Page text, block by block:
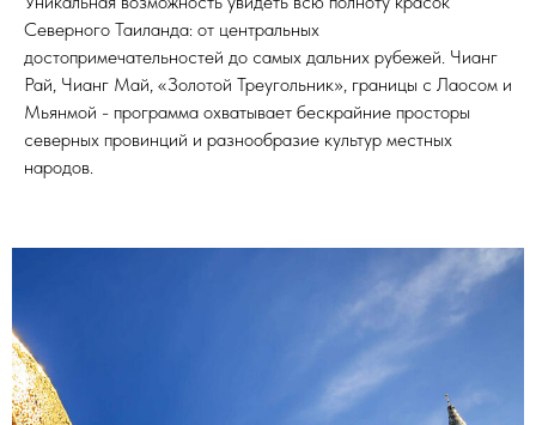
Северного Таиланда: от центральных
достопримечательностей до самых дальних рубежей. Чианг
Рай, Чианг Май, «Золотой Треугольник», границы с Лаосом и
Мьянмой - программа охватывает бескрайние просторы
северных провинций и разнообразие культур местных
народов.